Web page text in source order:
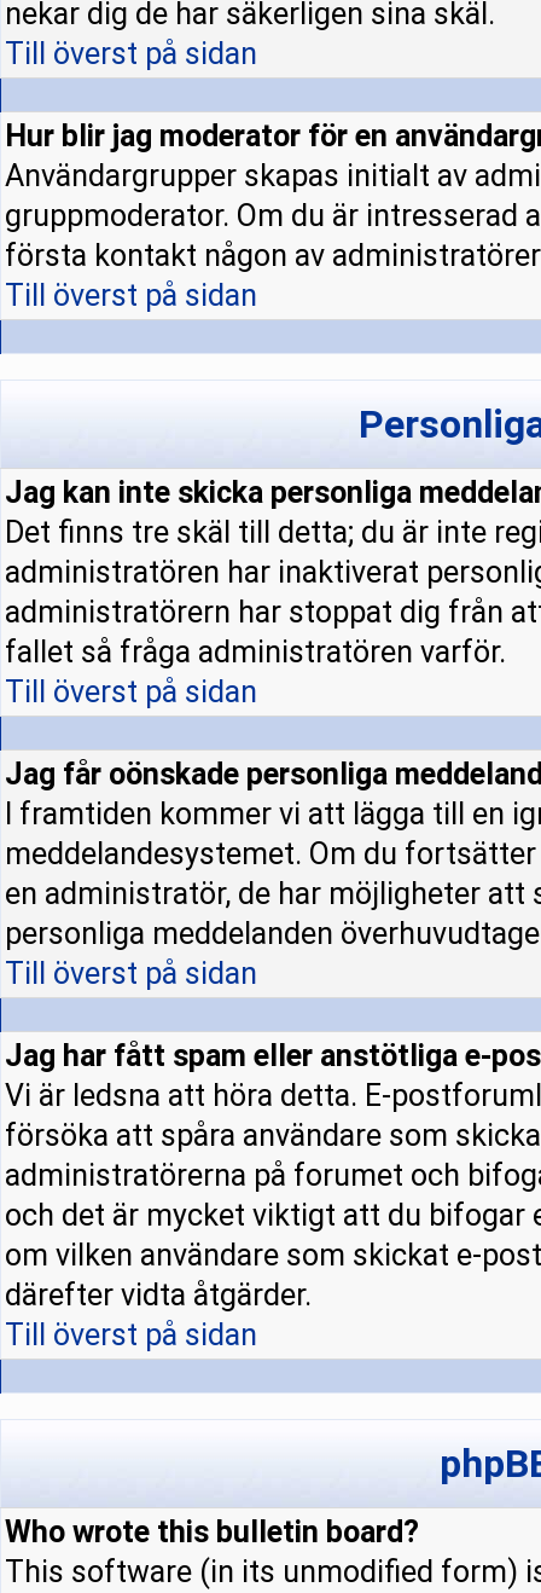
nekar dig de har säkerligen sina skäl.
Till överst på sidan
Hur blir jag moderator för en
Användargrupper skapas initialt av
gruppmoderator. Om du är intresserad
första kontakt någon av
Till överst på sidan
Jag kan inte skicka personliga
Det finns tre skäl till detta; du är inte
administratören har inaktiverat
administratörern har stoppat dig från
fallet så fråga administratören varför.
Till överst på sidan
Jag får oönskade personliga
I framtiden kommer vi att lägga till en
meddelandesystemet. Om du
en administratör, de har möjligheter
personliga meddelanden
Till överst på sidan
Jag har fått spam eller anstötliga e-
Vi är ledsna att höra detta. E-
försöka att spåra användare som
administratörerna på forumet och
och det är mycket viktigt att du bifogar
om vilken användare som skickat e-
därefter vidta åtgärder.
Till överst på sidan
Who wrote this bulletin board?
This software (in its unmodified form)